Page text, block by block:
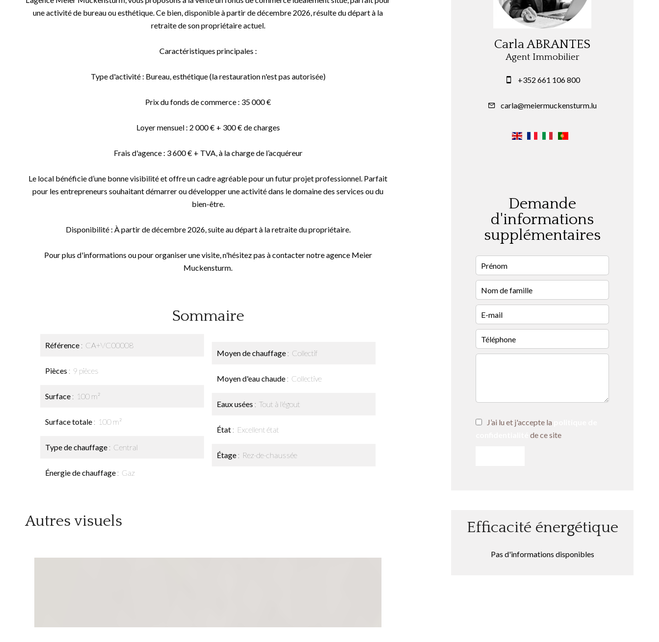
une activité de bureau ou esthétique. Ce bien, disponible à partir de décembre 2026, résulte du départ à la
retraite de son propriétaire actuel.
Caractéristiques principales :
Type d'activité : Bureau, esthétique (la restauration n'est pas autorisée)
Prix du fonds de commerce : 35 000 €
Loyer mensuel : 2 000 € + 300 € de charges
Frais d'agence : 3 600 € + TVA, à la charge de l’acquéreur
Le local bénéficie d’une bonne visibilité et offre un cadre agréable pour un futur projet professionnel. Parfait
pour les entrepreneurs souhaitant démarrer ou développer une activité dans le domaine des services ou du
bien-être.
Disponibilité : À partir de décembre 2026, suite au départ à la retraite du propriétaire.
Pour plus d'informations ou pour organiser une visite, n'hésitez pas à contacter notre agence Meier
Muckensturm.
Sommaire
Référence CA+VC00008
Pièces 9 pièces
Surface 100 m²
Surface totale 100 m²
Type de chauffage Central
Énergie de chauffage Gaz
Moyen de chauffage Collectif
Moyen d'eau chaude Collective
Eaux usées Tout à l'égout
État Excellent état
Étage Rez-de-chaussée
Autres visuels
Carla ABRANTES
Agent Immobilier
+352 661 106 800
carla@meiermuckensturm.lu
Demande
d'informations
supplémentaires
J’ai lu et j'accepte la
de ce site
Efficacité énergétique
Pas d'informations disponibles